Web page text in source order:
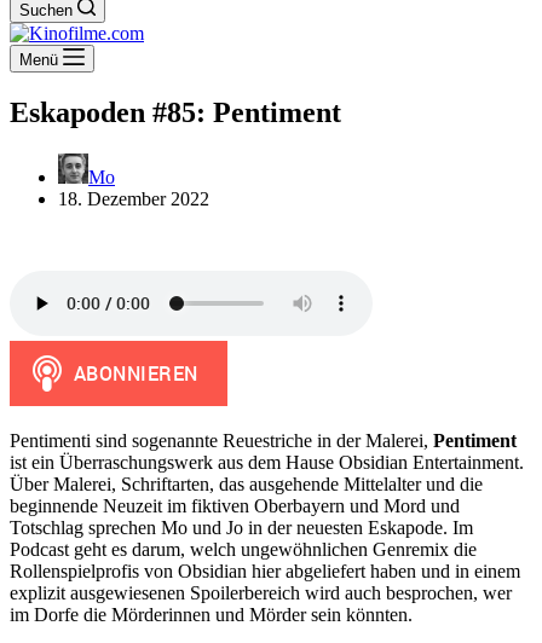
Suchen
Menü
Eskapoden #85: Pentiment
Mo
18. Dezember 2022
Pentimenti sind sogenannte Reuestriche in der Malerei, Pentiment
ist ein Überraschungswerk aus dem Hause Obsidian Entertainment.
Über Malerei, Schriftarten, das ausgehende Mittelalter und die
beginnende Neuzeit im fiktiven Oberbayern und Mord und
Totschlag sprechen Mo und Jo in der neuesten Eskapode. Im
Podcast geht es darum, welch ungewöhnlichen Genremix die
Rollenspielprofis von Obsidian hier abgeliefert haben und in einem
explizit ausgewiesenen Spoilerbereich wird auch besprochen, wer
im Dorfe die Mörderinnen und Mörder sein könnten.